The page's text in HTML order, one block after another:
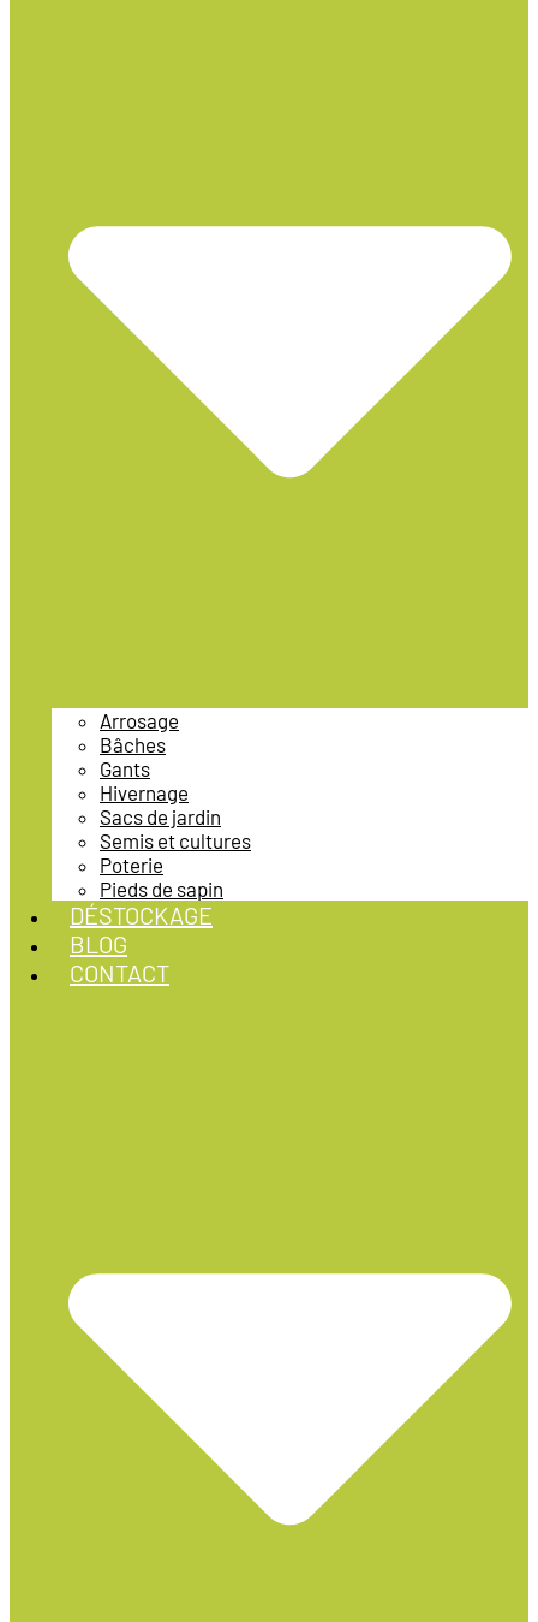
Arrosage
Bâches
Gants
Hivernage
Sacs de jardin
Semis et cultures
Poterie
Pieds de sapin
DÉSTOCKAGE
BLOG
CONTACT